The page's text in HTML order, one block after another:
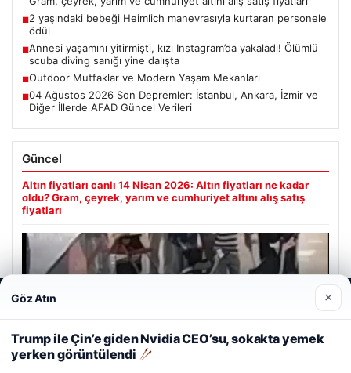
■2 yaşındaki bebeği Heimlich manevrasıyla kurtaran personele
ödül
■Annesi yaşamını yitirmişti, kızı Instagram’da yakaladı! Ölümlü
scuba diving sanığı yine dalışta
■Outdoor Mutfaklar ve Modern Yaşam Mekanları
■04 Ağustos 2026 Son Depremler: İstanbul, Ankara, İzmir ve
Diğer İllerde AFAD Güncel Verileri
Güncel
Altın fiyatları canlı 14 Nisan 2026: Altın fiyatları ne kadar
oldu? Gram, çeyrek, yarım ve cumhuriyet altını alış satış
fiyatları
personele ödül
Web sitemizi nasıl kullandığınızı daha iyi anlayabilmek,
deneyiminizi kişiselleştirmek ve geliştirmek amacıyla çerezler
kullanıyoruz.Çerez Politikamız
Reddet Kabul Et
Göz Atın ×
Trump ile Çin’e giden Nvidia CEO’su, sokakta yemek
yerken görüntülendi